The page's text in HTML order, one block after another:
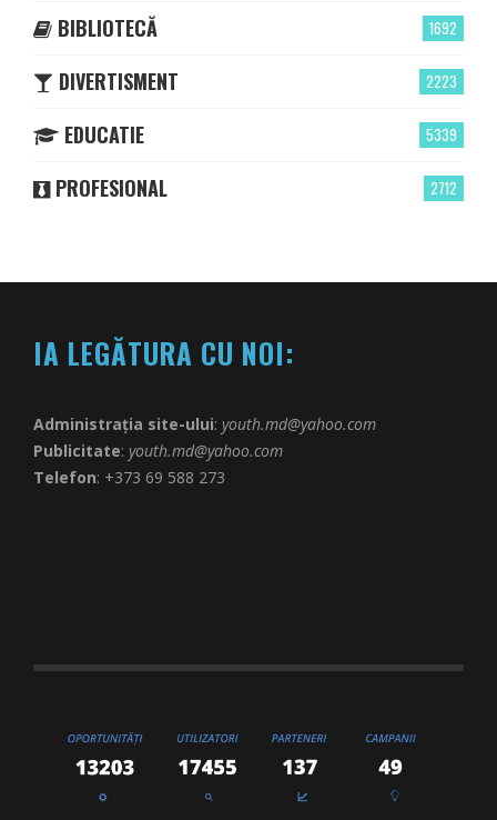
1692
BIBLIOTECĂ
2223
DIVERTISMENT
5339
EDUCATIE
2712
PROFESIONAL
IA LEGĂTURA CU NOI:
Administrația site-ului: youth.md@yahoo.com
Publicitate: youth.md@yahoo.com
Telefon: +373 69 588 273